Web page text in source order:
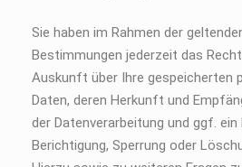
Sie haben im Rahmen der
Bestimmungen jederzeit das
Auskunft über Ihre gespeicherten
Daten, deren Herkunft und
der Datenverarbeitung und ggf.
Berichtigung, Sperrung oder